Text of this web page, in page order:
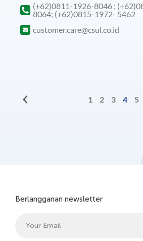
(+62)0811-1926-8046 ;
8064; (+62)0815-1972- 5462
customer.care@csul.co.id
1 2 3 4 5
Berlangganan newsletter